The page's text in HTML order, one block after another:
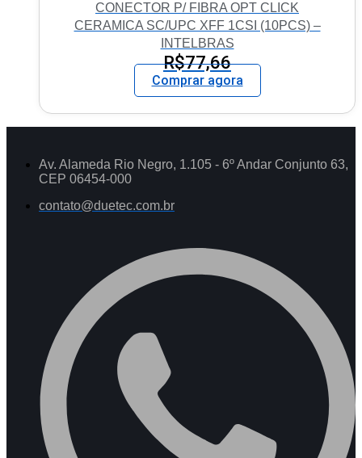
CONECTOR P/ FIBRA OPT CLICK
CERAMICA SC/UPC XFF 1CSI (10PCS) –
INTELBRAS
R$77,66
Comprar agora
Av. Alameda Rio Negro, 1.105 - 6º Andar Conjunto 63,
CEP 06454-000
contato@duetec.com.br